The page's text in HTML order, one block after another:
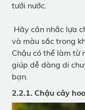
tưới nước.
Hãy cân nhắc lựa
và màu sắc trong
Chậu có thể làm từ
giúp dễ dàng di
bạn.
2.2.1. Chậu cây